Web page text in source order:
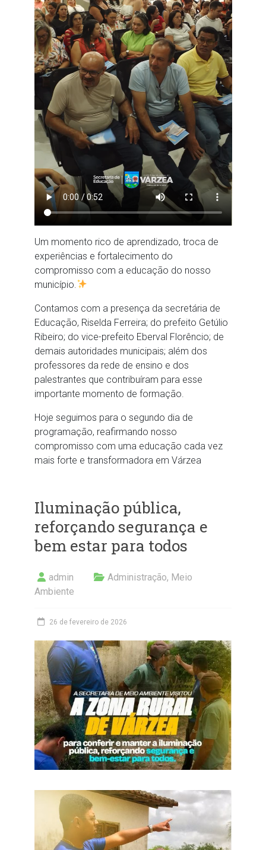
Um momento rico de aprendizado, troca de
experiências e fortalecimento do
compromisso com a educação do nosso
município.
Contamos com a presença da secretária de
Educação, Riselda Ferreira; do prefeito Getúlio
Ribeiro; do vice-prefeito Eberval Florêncio; de
demais autoridades municipais; além dos
professores da rede de ensino e dos
palestrantes que contribuíram para esse
importante momento de formação.
Hoje seguimos para o segundo dia de
programação, reafirmando nosso
compromisso com uma educação cada vez
mais forte e transformadora em Várzea
Iluminação pública,
reforçando segurança e
bem estar para todos
admin Administração, Meio
Ambiente
26 de fevereiro de 2026